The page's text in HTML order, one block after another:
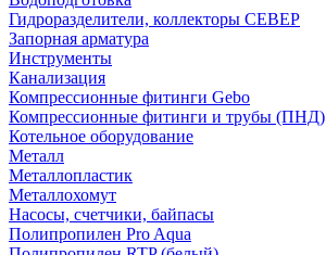
Гидроразделители, коллекторы СЕВЕР
Запорная арматура
Инструменты
Канализация
Компрессионные фитинги Gebo
Компрессионные фитинги и трубы (ПНД)
Котельное оборудование
Металл
Металлопластик
Металлохомут
Насосы, счетчики, байпасы
Полипропилен Pro Aqua